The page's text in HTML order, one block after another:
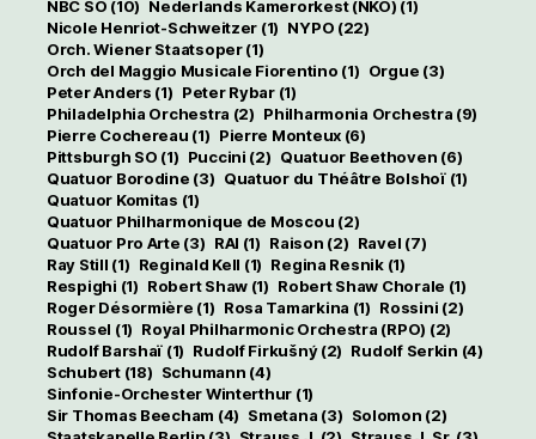
NBC SO (10) Nederlands Kamerorkest (NKO) (1)
Nicole Henriot-Schweitzer (1) NYPO (22)
Orch. Wiener Staatsoper(1)
Orch del Maggio Musicale Fiorentino (1) Orgue (3)
Peter Anders (1) Peter Rybar(1)
Philadelphia Orchestra (2) Philharmonia Orchestra (9)
Pierre Cochereau (1) Pierre Monteux (6)
Pittsburgh SO (1) Puccini (2) Quatuor Beethoven (6)
Quatuor Borodine (3) Quatuor du Théâtre Bolshoï(1)
Quatuor Komitas (1)
Quatuor Philharmonique de Moscou (2)
Quatuor Pro Arte (3) RAI (1) Raison (2) Ravel (7)
Ray Still (1) Reginald Kell (1) Regina Resnik(1)
Respighi (1) Robert Shaw(1) Robert Shaw Chorale (1)
Roger Désormière (1) Rosa Tamarkina (1) Rossini (2)
Roussel (1) Royal Philharmonic Orchestra (RPO) (2)
Rudolf Barshaï (1) Rudolf Firkušný(2) Rudolf Serkin (4)
Schubert(18) Schumann (4)
Sinfonie-Orchester Winterthur (1)
Sir Thomas Beecham (4) Smetana (3) Solomon (2)